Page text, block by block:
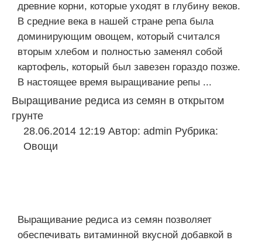
древние корни, которые уходят в глубину веков.
В средние века в нашей стране репа была
доминирующим овощем, который считался
вторым хлебом и полностью заменял собой
картофель, который был завезен гораздо позже.
В настоящее время выращивание репы ...
Выращивание редиса из семян в открытом
грунте
28.06.2014 12:19 Автор: admin Рубрика:
Овощи
Выращивание редиса из семян позволяет
обеспечивать витаминной вкусной добавкой в